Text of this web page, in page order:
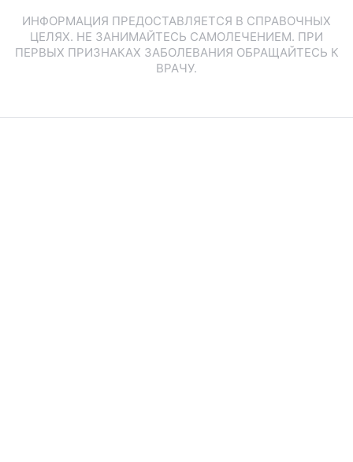
ИНФОРМАЦИЯ ПРЕДОСТАВЛЯЕТСЯ В СПРАВОЧНЫХ
ЦЕЛЯХ. НЕ ЗАНИМАЙТЕСЬ САМОЛЕЧЕНИЕМ. ПРИ
ПЕРВЫХ ПРИЗНАКАХ ЗАБОЛЕВАНИЯ ОБРАЩАЙТЕСЬ К
ВРАЧУ.